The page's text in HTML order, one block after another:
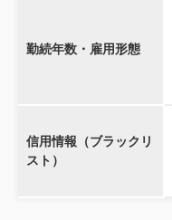
勤続年数・雇用形態
信用情報（ブラックリ
スト）